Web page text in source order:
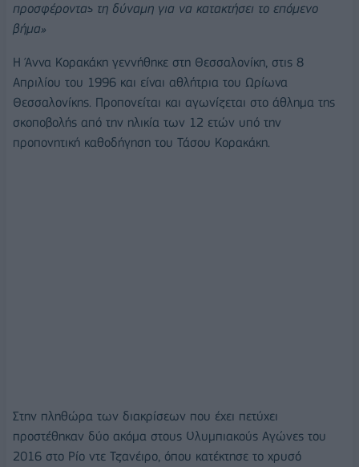
προσφέροντας τη δύναμη για να κατακτήσει το επόμενο
βήμα»
Η Άννα Κορακάκη γεννήθηκε στη Θεσσαλονίκη, στις 8
Απριλίου του 1996 και είναι αθλήτρια του Ωρίωνα
Θεσσαλονίκης. Προπονείται και αγωνίζεται στο άθλημα της
σκοποβολής από την ηλικία των 12 ετών υπό την
προπονητική καθοδήγηση του Τάσου Κορακάκη.
Στην πληθώρα των διακρίσεων που έχει πετύχει
προστέθηκαν δύο ακόμα στους Ολυμπιακούς Αγώνες του
2016 στο Ρίο ντε Τζανέιρο, όπου κατέκτησε το χρυσό